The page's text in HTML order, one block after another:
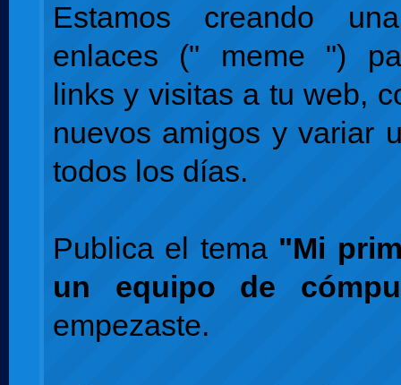
Estamos creando
enlaces (" meme ")
links y visitas a tu web,
nuevos amigos y variar
todos los días.
Publica el tema "Mi
un equipo de
empezaste.